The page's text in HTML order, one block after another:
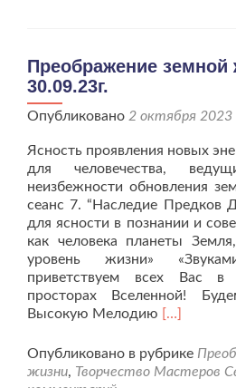
Преображение земной
30.09.23г.
Опубликовано 2 октября
Ясность проявления новых
для человечества,
неизбежности обновления
сеанс 7. “Наследие Предков
для ясности в познании и
как человека планеты
уровень жизни»
приветствуем всех Вас в
просторах Вселенной!
Высокую Мелодию Читать
земной
[…]
Опубликовано в рубрике
жизни, Творчество Мастеров